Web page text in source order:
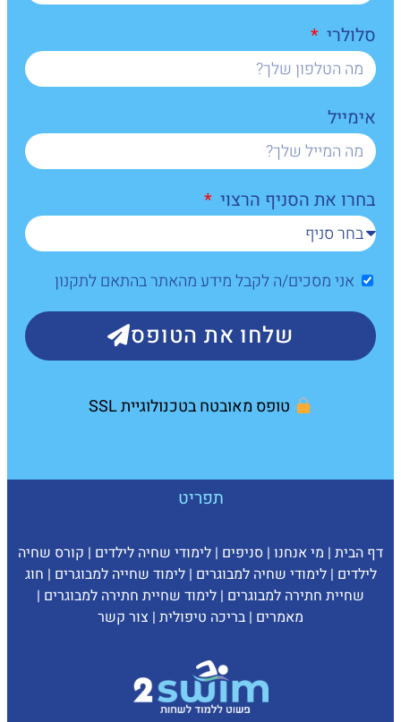
סלולרי
אימייל
בחרו את הסניף הרצוי
אני מסכים/ה לקבל מידע מהאתר בהתאם לתקנון
שלחו את הטופס
טופס מאובטח בטכנולוגיית SSL
תפריט
דף הבית | מי אנחנו | סניפים | לימודי שחיה לילדים | קורס שחיה
לילדים |לימודי שחיה למבוגרים |לימוד שחייה למבוגרים | חוג
שחיית חתירה למבוגרים | לימוד שחיית חתירה למבוגרים |
מאמרים | בריכה טיפולית | צור קשר